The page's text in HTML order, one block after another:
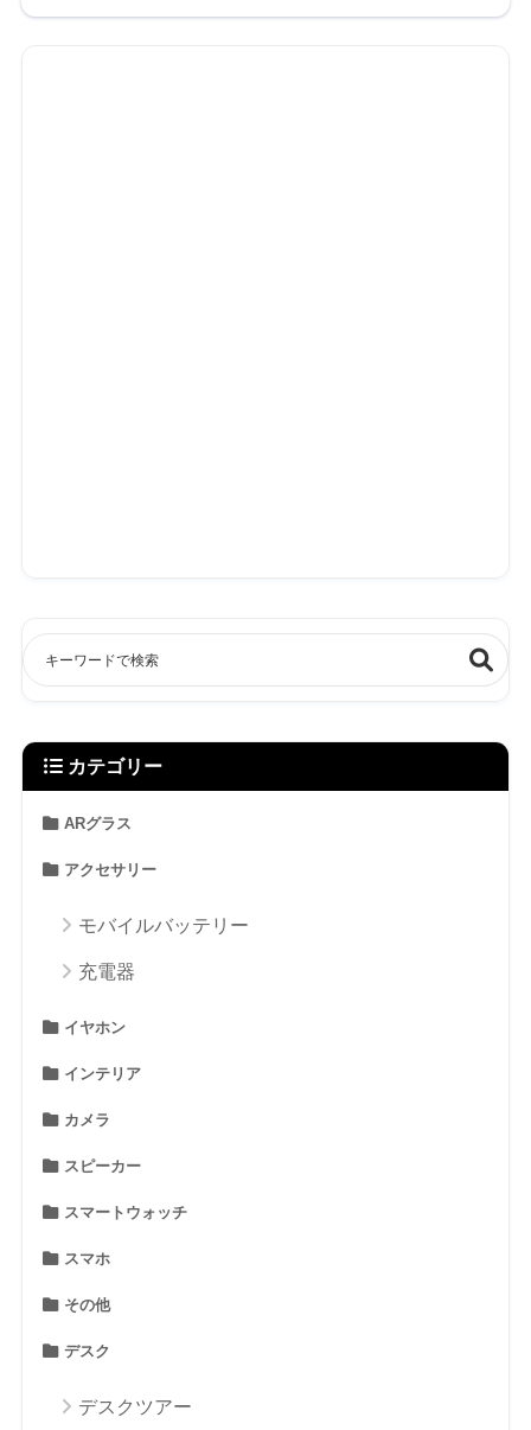
カテゴリー
ARグラス
アクセサリー
モバイルバッテリー
充電器
イヤホン
インテリア
カメラ
スピーカー
スマートウォッチ
スマホ
その他
デスク
デスクツアー